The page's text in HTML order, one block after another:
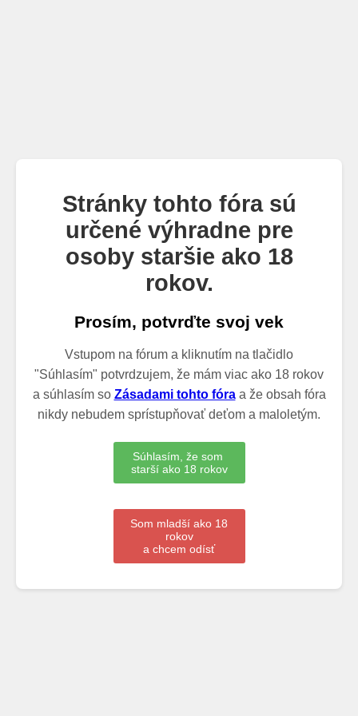
Stránky tohto fóra sú
určené výhradne pre
osoby staršie ako 18
rokov.
Prosím, potvrďte svoj vek
Vstupom na fórum a kliknutím na tlačidlo
"Súhlasím" potvrdzujem, že mám viac ako 18 rokov
a súhlasím so Zásadami tohto fóraa že obsah fóra
nikdy nebudem sprístupňovať deťom a maloletým.
Súhlasím, že som
starší ako 18 rokov
Som mladší ako 18
rokov
a chcem odísť